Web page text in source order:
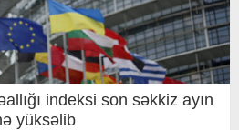
indeksi son səkkiz ayın
yüksəlib